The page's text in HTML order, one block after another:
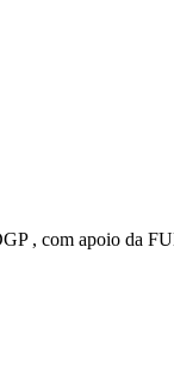
, com apoio da